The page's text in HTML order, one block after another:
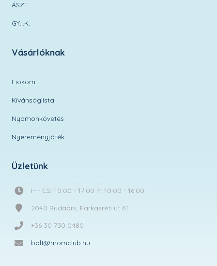
ÁSZF
GY.I.K.
Vásárlóknak
Fiókom
Kívánságlista
Nyomonkövetés
Nyereményjáték
Üzletünk
H - CS: 10:00 - 17:00 P: 10:00 - 16:00
2040 Budaörs, Farkasréti út 61.
+36 30 730 0480
bolt@momclub.hu